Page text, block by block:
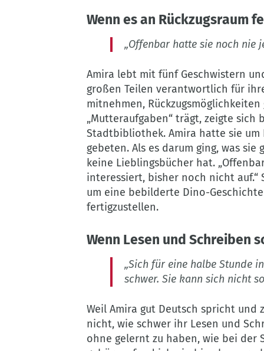
Anker
Alltag.&nbsp;
Anne
Heinlein
Wenn es an Rückzugsraum
„Offenbar hatte sie noch nie
Amira lebt mit fünf Geschwistern
großen Teilen verantwortlich für
mitnehmen,
„Mutteraufgaben“ trägt, zeigte sich
Stadtbibliothek. Amira hatte sie
gebeten. Als es darum ging, was
keine Lieblingsbücher hat.
interessiert, bisher noch nicht
um eine bebilderte Dino-
fertigzustellen.
Wenn Lesen und Schreiben
„Sich für eine halbe Stunde
schwer. Sie kann sich nicht
Weil Amira gut Deutsch spricht und
nicht, wie schwer ihr Lesen und
ohne gelernt zu haben, wie bei der